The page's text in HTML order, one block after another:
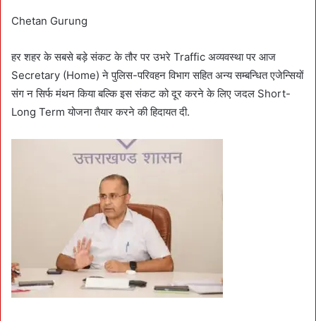
Chetan Gurung
हर शहर के सबसे बड़े संकट के तौर पर उभरे Traffic अव्यवस्था पर आज
Secretary (Home) ने पुलिस-परिवहन विभाग सहित अन्य सम्बन्धित एजेन्सियों
संग न सिर्फ मंथन किया बल्कि इस संकट को दूर करने के लिए जदल Short-
Long Term योजना तैयार करने की हिदायत दी.